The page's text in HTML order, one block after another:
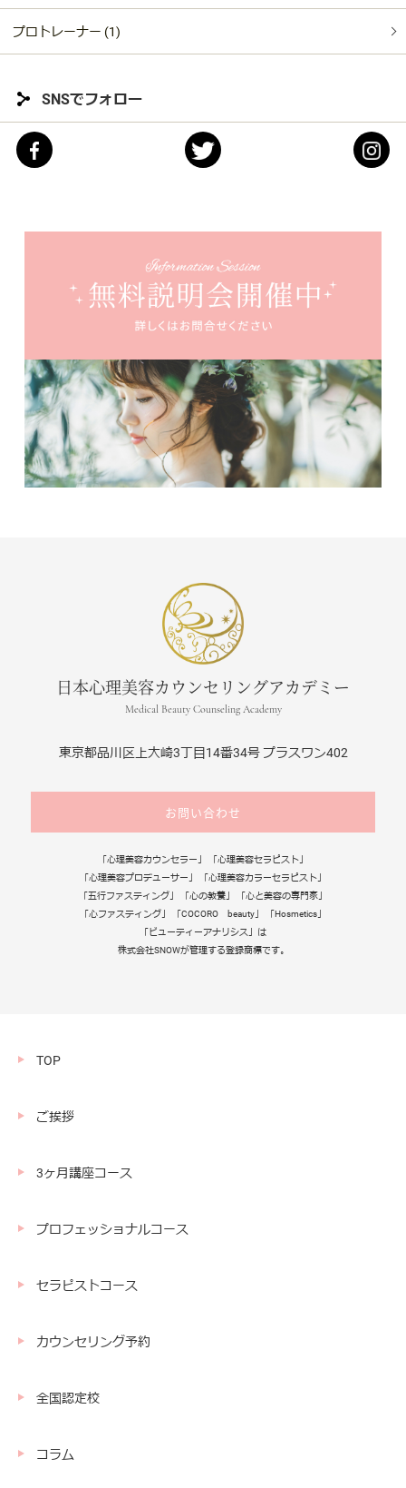
プロトレーナー (1)
SNSでフォロー
日本心理美容カウンセリングアカデミー
Medical Beauty Counseling Academy
東京都品川区上大崎3丁目14番34号 プラスワン402
お問い合わせ
「心理美容カウンセラー」 「心理美容セラピスト」
「心理美容プロデューサー」 「心理美容カラーセラピスト」
「五行ファスティング」 「心の教養」 「心と美容の専門家」
「心ファスティング」 「COCORO beauty」 「Hosmetics」
「ビューティーアナリシス」は
株式会社SNOWが管理する登録商標です。
TOP
ご挨拶
3ヶ月講座コース
プロフェッショナルコース
セラピストコース
カウンセリング予約
全国認定校
コラム